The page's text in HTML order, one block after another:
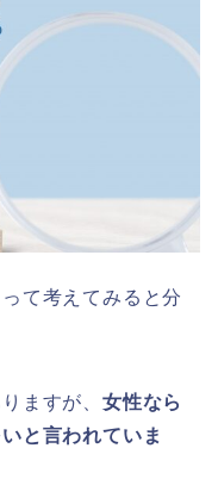
て考えてみると分
ますが、 女性なら
と言われていま